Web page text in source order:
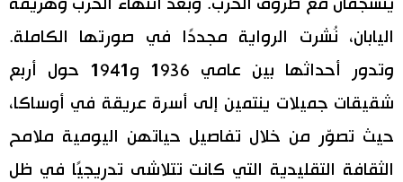
ينسجمان مع ظروف الحرب. وبعد انتهاء الحرب وهزيمة
اليابان، نُشرت الرواية مجددًا في صورتها الكاملة.
وتدور أحداثها بين عامي 1936 و1941 حول أربع
شقيقات جميلات ينتمين إلى أسرة عريقة في أوساكا،
حيث تصوّر من خلال تفاصيل حياتهن اليومية ملامح
الثقافة التقليدية التي كانت تتلاشى تدريجيًا في ظل